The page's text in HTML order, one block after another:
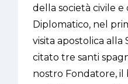
della società civile e
Diplomatico, nel
visita apostolica alla
citato tre santi
nostro Fondatore, il